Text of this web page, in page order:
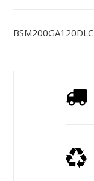
BSM200GA120DLC